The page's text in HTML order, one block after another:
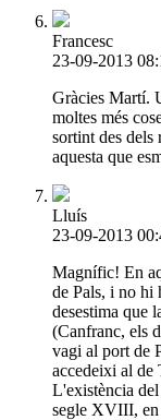
Francesc
23-09-2013
Gràcies Martí.
moltes més
sortint des dels
aquesta que
Lluís
23-09-2013
Magnífic! En
de Pals, i no hi
desestima que
(Canfranc, els
vagi al port de
accedeixi al de
L'existència
segle XVIII, en